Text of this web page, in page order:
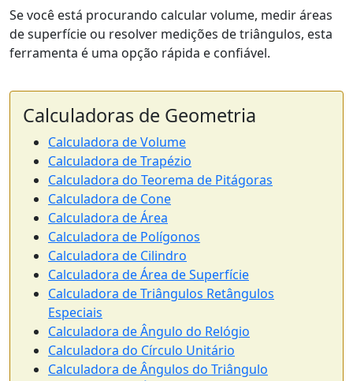
Se você está procurando calcular volume, medir áreas
de superfície ou resolver medições de triângulos, esta
ferramenta é uma opção rápida e confiável.
Calculadoras de Geometria
Calculadora de Volume
Calculadora de Trapézio
Calculadora do Teorema de Pitágoras
Calculadora de Cone
Calculadora de Área
Calculadora de Polígonos
Calculadora de Cilindro
Calculadora de Área de Superfície
Calculadora de Triângulos Retângulos
Especiais
Calculadora de Ângulo do Relógio
Calculadora do Círculo Unitário
Calculadora de Ângulos do Triângulo